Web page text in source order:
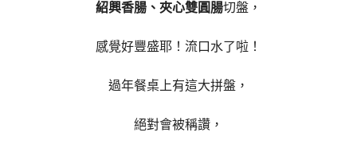
紹興香腸、夾心雙圓腸切盤，
感覺好豐盛耶！流口水了啦！
過年餐桌上有這大拼盤，
絕對會被稱讚，